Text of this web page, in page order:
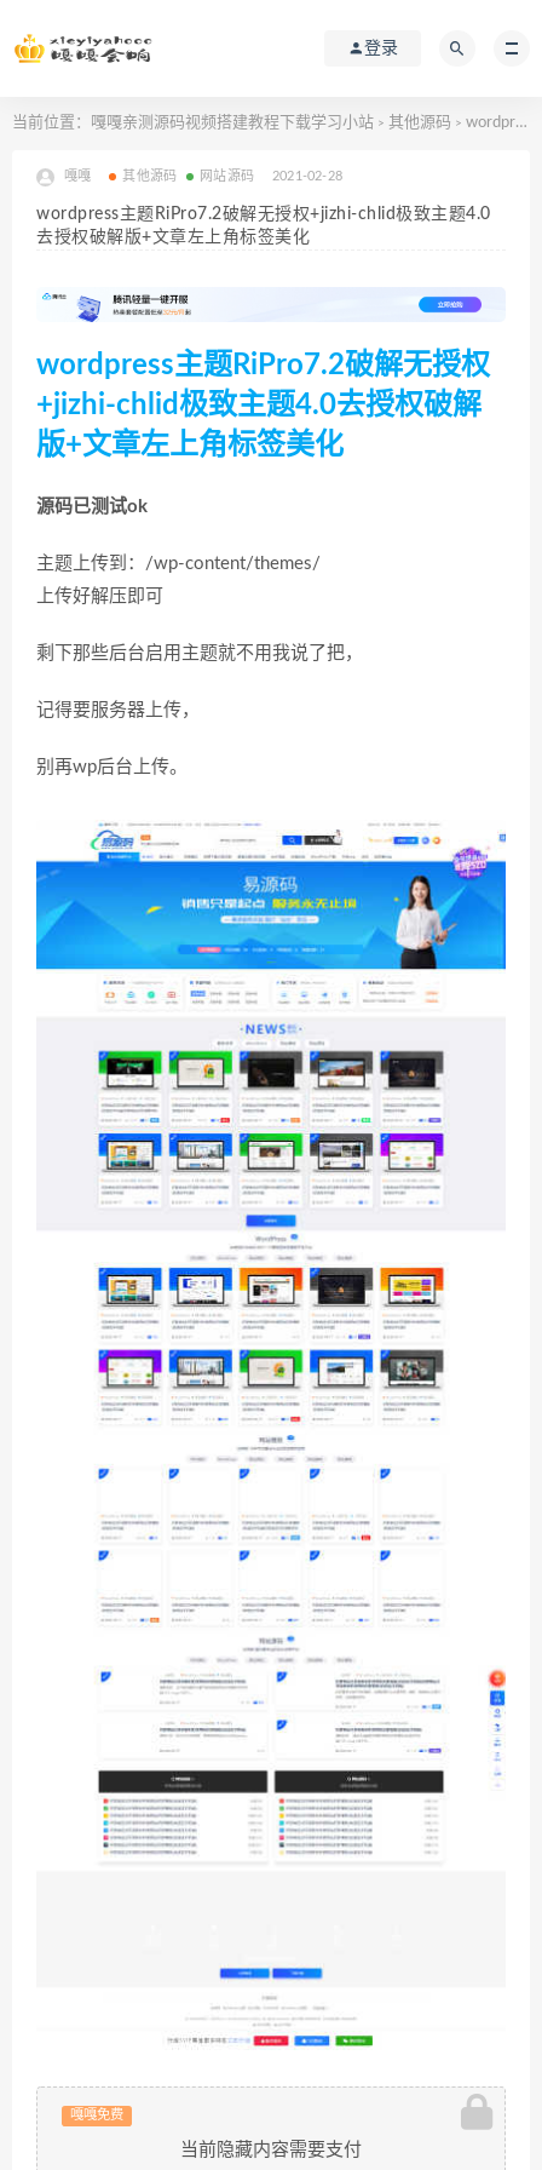
登录
当前位置： 嘎嘎亲测源码视频搭建教程下载学习小站 > 其他源码 > wordpress主题RiPro7.2破解无授权+jizhi-chlid极致主题4.0去授权破解版+文章左上角标签美化
嘎嘎 其他源码 网站源码 2021-02-28
wordpress主题RiPro7.2破解无授权+jizhi-chlid极致主题4.0
去授权破解版+文章左上角标签美化
wordpress主题RiPro7.2破解无授权
+jizhi-chlid极致主题4.0去授权破解
版+文章左上角标签美化
源码已测试ok
主题上传到：/wp-content/themes/
上传好解压即可
剩下那些后台启用主题就不用我说了把，
记得要服务器上传，
别再wp后台上传。
嘎嘎免费
当前隐藏内容需要支付